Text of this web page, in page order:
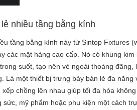
nhiều tầng bằng kính
tầng bằng kính này từ Sintop Fixtures
các mặt hàng cao cấp. Nó có khung
suốt, tạo nên vẻ ngoài thoáng đãng,
Là một thiết bị trưng bày bán lẻ đa năng
chồng lên nhau giúp tối đa hóa
sức, mỹ phẩm hoặc phụ kiện một cách